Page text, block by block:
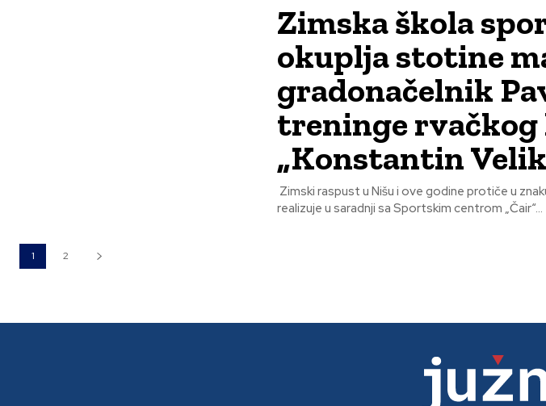
Zimska škola
okuplja stotine
gradonačelnik
treninge rvačkog
„Konstantin
Zimski raspust u Nišu i ove godine protiče u
realizuje u saradnji sa Sportskim centrom „Čair“...
1 2